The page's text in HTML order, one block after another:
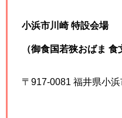
小浜市川崎 特設会場
（御食国若狭おばま 食
〒917-0081 福井県小